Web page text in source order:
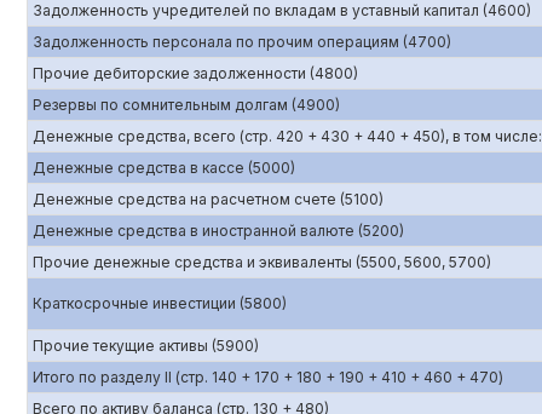
Задолженность учредителей по вкладам в уставный капитал (4600)
Задолженность персонала по прочим операциям (4700)
Прочие дебиторские задолженности (4800)
Резервы по сомнительным долгам (4900)
Денежные средства, всего (стр. 420 + 430 + 440 + 450), в том числе:
Денежные средства в кассе (5000)
Денежные средства на расчетном счете (5100)
Денежные средства в иностранной валюте (5200)
Прочие денежные средства и эквиваленты (5500, 5600, 5700)
Краткосрочные инвестиции (5800)
Прочие текущие активы (5900)
Итого по разделу II (стр. 140 + 170 + 180 + 190 + 410 + 460 + 470)
Всего по активу баланса (стр. 130 + 480)